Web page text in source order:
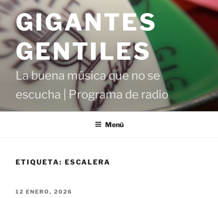
Saltar
contenido
GIGANTES
GENTILES
La buena música que no se
escucha | Programa de radio
Menú
ETIQUETA: ESCALERA
PUBLICADO
12 ENERO, 2026